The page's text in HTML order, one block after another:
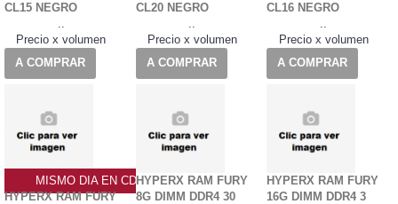
CL15 NEGRO
..
Precio x volumen
A COMPRAR
CL20 NEGRO
..
Precio x volumen
A COMPRAR
CL16 NEGRO
..
Precio x volumen
A COMPRAR
MISMO DIA EN CDMX
HYPERX RAM FURY
HYPERX RAM FURY
8G DIMM DDR4 30
HYPERX RAM FURY
16G DIMM DDR4 3